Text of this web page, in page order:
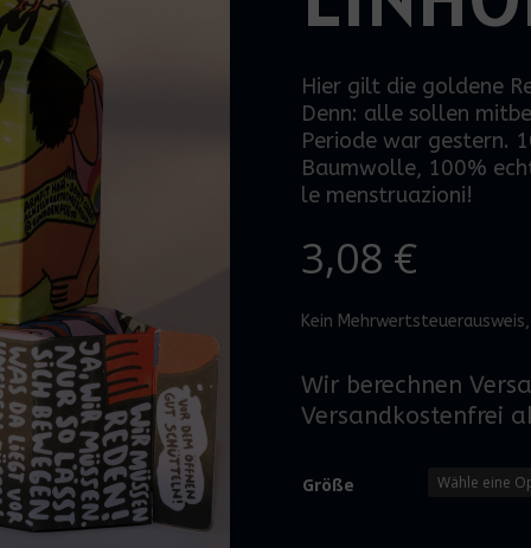
Hier gilt die goldene
Denn: alle sollen
Periode war gestern.
Baumwolle, 100%
le menstruazioni!
3,08 €
Kein
Wir berechnen
Versandkostenfrei
Größe